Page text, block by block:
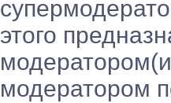
этого
модератором